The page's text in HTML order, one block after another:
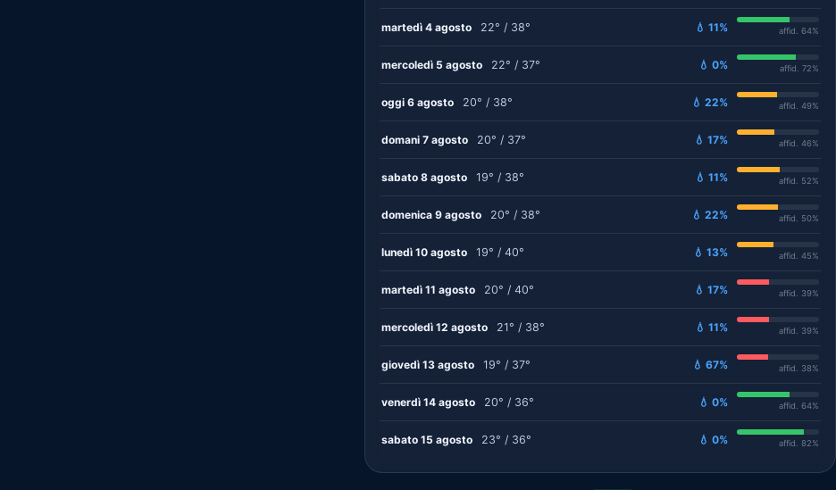
martedì 4 agosto 22° / 38° 💧 11% affid. 64%
mercoledì 5 agosto 22° / 37° 💧 0% affid. 72%
oggi 6 agosto 20° / 38° 💧 22% affid. 49%
domani 7 agosto 20° / 37° 💧 17% affid. 46%
sabato 8 agosto 19° / 38° 💧 11% affid. 52%
domenica 9 agosto 20° / 38° 💧 22% affid. 50%
lunedì 10 agosto 19° / 40° 💧 13% affid. 45%
martedì 11 agosto 20° / 40° 💧 17% affid. 39%
mercoledì 12 agosto 21° / 38° 💧 11% affid. 39%
giovedì 13 agosto 19° / 37° 💧 67% affid. 38%
venerdì 14 agosto 20° / 36° 💧 0% affid. 64%
sabato 15 agosto 23° / 36° 💧 0% affid. 82%